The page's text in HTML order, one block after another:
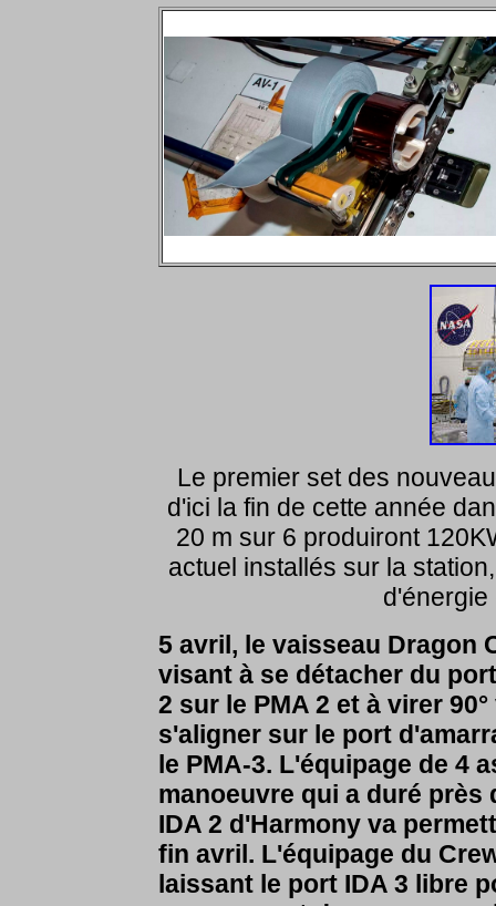
Le premier set des
d'ici la fin de cette année
20 m sur 6 produiront
actuel installés sur la
d'énergie
5 avril, le vaisseau Dragon
visant à se détacher du
2 sur le PMA 2 et à virer
s'aligner sur le port
le PMA-3. L'équipage de 4
manoeuvre qui a duré
IDA 2 d'Harmony va
fin avril. L'équipage du
laissant le port IDA 3 libre